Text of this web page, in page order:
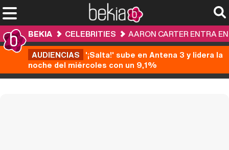
BEKIA CELEBRITIES
AARON CARTER ENTRA
AUDIENCIAS '¡Salta!' sube en Antena 3 y lidera la
noche del miércoles con un 9,1%